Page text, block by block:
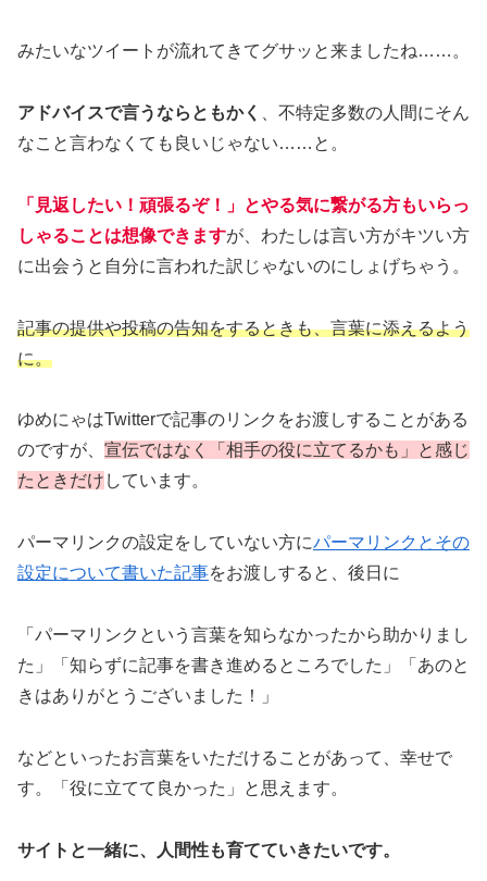
みたいなツイートが流れてきてグサッと来ましたね……。
アドバイスで言うならともかく
、不特定多数の人間にそん
なこと言わなくても良いじゃない……と。
「見返したい！頑張るぞ！」とやる気に繋がる方もいらっ
しゃることは想像できますが、わたしは言い方がキツい方
に出会うと自分に言われた訳じゃないのにしょげちゃう。
記事の提供や投稿の告知をするときも、言葉に添えるよう
に。
ゆめにゃはTwitterで記事のリンクをお渡しすることがある
のですが、 宣伝ではなく「相手の役に立てるかも」と感じ
たときだけ しています。
パーマリンクの設定をしていない方にパーマリンクとその
設定について書いた記事をお渡しすると、後日に
「パーマリンクという言葉を知らなかったから助かりまし
た」「知らずに記事を書き進めるところでした」「あのと
きはありがとうございました！」
などといったお言葉をいただけることがあって、幸せで
す。「役に立てて良かった」と思えます。
サイトと一緒に、人間性も育てていきたいです。